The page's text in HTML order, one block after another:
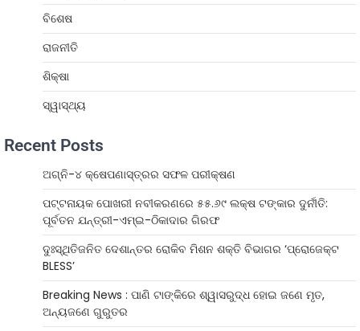
ବିଶେଷ
ରାଜନୀତି
ଶିକ୍ଷା
ସ୍ୱାସ୍ଥ୍ୟ
Recent Posts
ଅଗ୍ନି-୪ କ୍ଷେପଣାସ୍ତ୍ରର ସଫଳ ପରୀକ୍ଷଣ
ପଟ୍ଟନାୟକ ପୋଖରୀ ନବୀକରଣରେ ୫୫.୬୯ ଲକ୍ଷ ଟଙ୍କାର ଦୁର୍ନୀତି:
ପୂର୍ବତନ ଯନ୍ତ୍ରୀ-ଏମ୍‌ଇ-ଠିକାଦାର ଗିରଫ
ଦୁଃସ୍ଥିତିଜନିତ ଦେଶାନ୍ତର ରୋକିବ ମିଶନ ଶକ୍ତି ବିଭାଗର ‘ପ୍ରୋଜେକ୍ଟ
BLESS’
Breaking News : ପାଣି ଟାଙ୍କିରେ ଶ୍ୱାସରୁଦ୍ଧ ହୋଇ ଜଣେ ମୃତ,
ଅନ୍ୟଜଣେ ଗୁରୁତର